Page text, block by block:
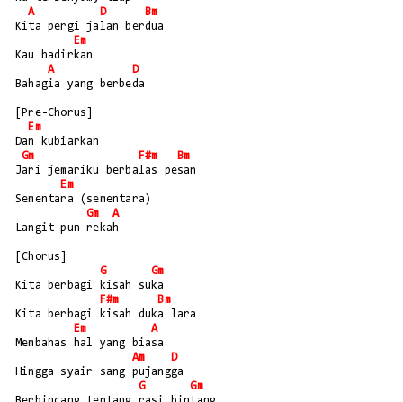
A
D
Bm
Kita pergi jalan berdua
Em
Kau hadirkan
A
D
Bahagia yang berbeda
[Pre-Chorus]
Em
Dan kubiarkan
Gm
F#m
Bm
Jari jemariku berbalas pesan
Em
Sementara (sementara)
Gm
A
Langit pun rekah
[Chorus]
G
Gm
Kita berbagi kisah suka
F#m
Bm
Kita berbagi kisah duka lara
Em
A
Membahas hal yang biasa
Am
D
Hingga syair sang pujangga
G
Gm